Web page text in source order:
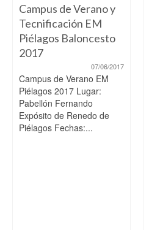
Campus de Verano y
Tecnificación EM
Piélagos Baloncesto
2017
07/06/2017
Campus de Verano EM
Piélagos 2017 Lugar:
Pabellón Fernando
Expósito de Renedo de
Piélagos Fechas:...